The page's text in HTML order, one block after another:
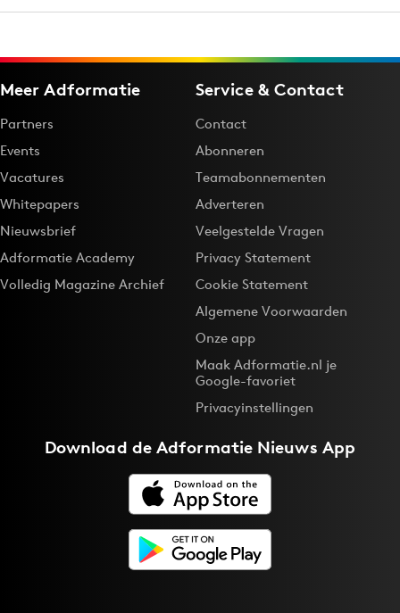
Meer Adformatie
Partners
Events
Vacatures
Whitepapers
Nieuwsbrief
Adformatie Academy
Volledig Magazine Archief
Service & Contact
Contact
Abonneren
Teamabonnementen
Adverteren
Veelgestelde Vragen
Privacy Statement
Cookie Statement
Algemene Voorwaarden
Onze app
Maak Adformatie.nl je
Google-favoriet
Privacyinstellingen
Download deAdformatie Nieuws App